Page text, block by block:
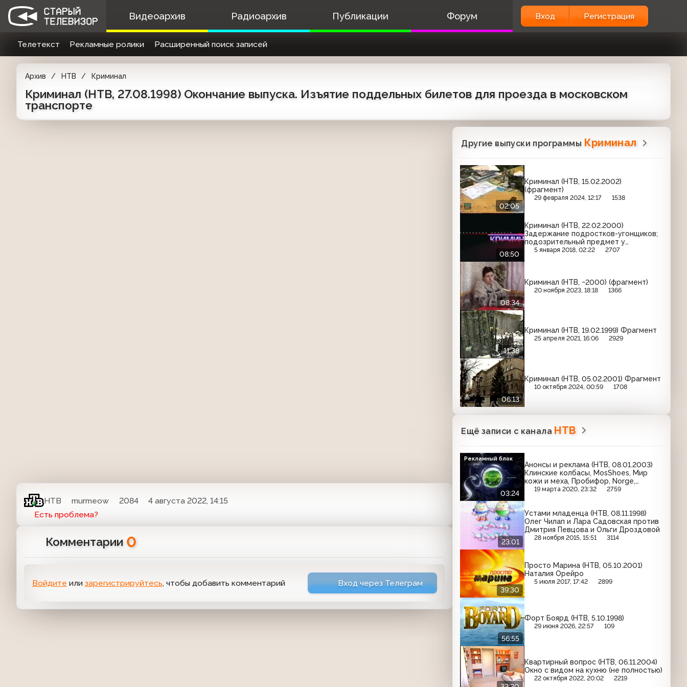
Видеоархив Радиоархив Публикации Форум Вход Регистрация
Телетекст Рекламные ролики Расширенный поиск записей
Архив НТВ Криминал
Криминал (НТВ, 27.08.1998) Окончание выпуска. Изъятие поддельных билетов для проезда в московском
транспорте
НТВ murmeow 2084
4 августа 2022, 14:15
Есть проблема?
Комментарии 0
Войдите или зарегистрируйтесь, чтобы добавить комментарий Вход через Телеграм
Другие выпуски программы Криминал
02:05
Криминал (НТВ, 15.02.2002)
(фрагмент)
29 февраля 2024, 12:17 1538
08:50
Криминал (НТВ, 22.02.2000)
Задержание подростков-угонщиков;
подозрительный предмет у
мусоросж. завода в Бирюлёво;
5 января 2018, 02:22 2707
08:34
Криминал (НТВ, ~2000) (фрагмент)
20 ноября 2023, 18:18 1366
11:38
Криминал (НТВ, 19.02.1999) Фрагмент
25 апреля 2021, 16:06 2929
06:13
Криминал (НТВ, 05.02.2001) Фрагмент
10 октября 2024, 00:59 1708
Ещё записи с канала НТВ
03:24
Анонсы и реклама (НТВ, 08.01.2003)
Клинские колбасы, MosShoes, Мир
кожи и меха, Пробифор, Norge,
КампоМос, Blend-a-med, Джинс
19 марта 2020, 23:32 2759
Рекламный блок
23:01
Устами младенца (НТВ, 08.11.1998)
Олег Чилап и Лара Садовская против
Дмитрия Певцова и Ольги Дроздовой
28 ноября 2015, 15:51 3114
39:30
Просто Марина (НТВ, 05.10.2001)
Наталия Орейро
5 июля 2017, 17:42 2899
56:55
Форт Боярд (НТВ, 5.10.1998)
29 июня 2026, 22:57 109
Квартирный вопрос (НТВ, 06.11.2004)
Окно с видом на кухню (не полностью)
22 октября 2022, 20:02 2219